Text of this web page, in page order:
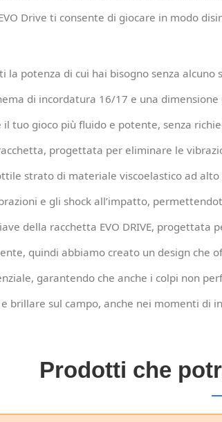
Drive ti consente di giocare in modo
potenza di cui hai bisogno senza alcuno
di incordatura 16/17 e una
tuo gioco più fluido e potente, senza
progettata per eliminare le
strato di materiale viscoelastico ad
e gli shock all’impatto,
della racchetta EVO DRIVE,
quindi abbiamo creato un design
garantendo che anche i colpi non
e brillare sul campo, anche nei momenti di
Prodotti che